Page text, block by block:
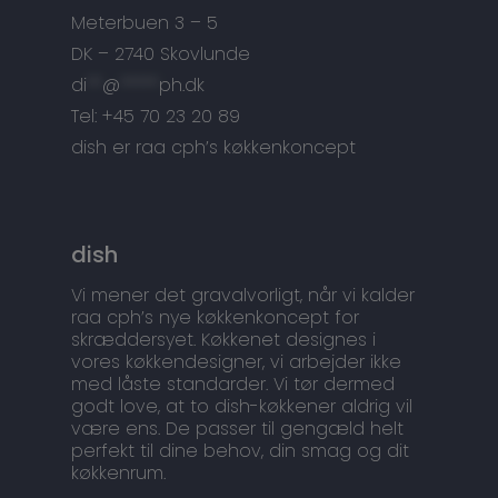
Meterbuen 3 – 5
DK – 2740 Skovlunde
di
@
ph.dk
Tel: +45 70 23 20 89
dish er raa cph’s køkkenkoncept
dish
Vi mener det gravalvorligt, når vi kalder
raa cph’s nye køkkenkoncept for
skræddersyet. Køkkenet designes i
vores køkkendesigner, vi arbejder ikke
med låste standarder. Vi tør dermed
godt love, at to dish-køkkener aldrig vil
være ens. De passer til gengæld helt
perfekt til dine behov, din smag og dit
køkkenrum.